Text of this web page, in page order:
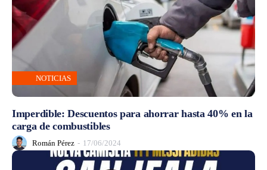
NOTICIAS
Imperdible: Descuentos para ahorrar hasta 40% en la
carga de combustibles
Román Pérez - 17/06/2024